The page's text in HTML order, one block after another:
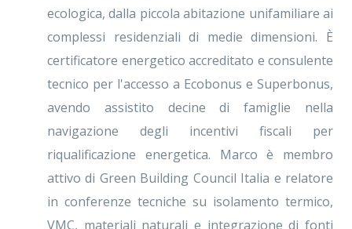
ecologica, dalla piccola abitazione unifamiliare ai
complessi residenziali di medie dimensioni. È
certificatore energetico accreditato e consulente
tecnico per l'accesso a Ecobonus e Superbonus,
avendo assistito decine di famiglie nella
navigazione degli incentivi fiscali per
riqualificazione energetica. Marco è membro
attivo di Green Building Council Italia e relatore
in conferenze tecniche su isolamento termico,
VMC, materiali naturali e integrazione di fonti